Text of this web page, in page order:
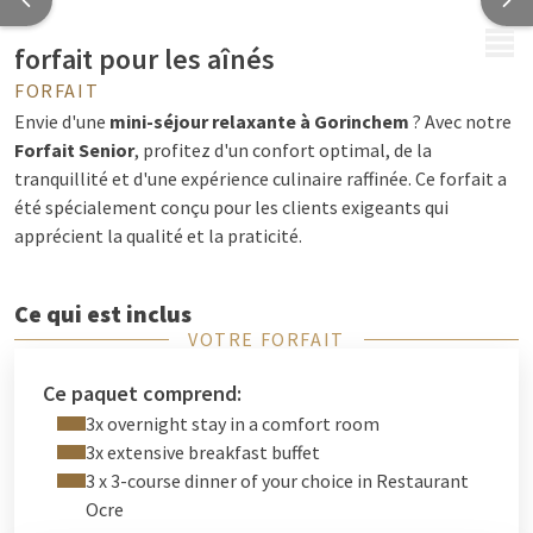
forfait pour les aînés
FORFAIT
Envie d'une mini-séjour relaxante à Gorinchem ? Avec notre
Forfait Senior, profitez d'un confort optimal, de la
tranquillité et d'une expérience culinaire raffinée. Ce forfait a
été spécialement conçu pour les clients exigeants qui
apprécient la qualité et la praticité.
Ce qui est inclus
3petits-déjeuners buffet copieux
commencer la journée
3 dîners 3 plats au choix dans notre restaurant Ocre à
l'ambiance chaleureuse
Wi-Fi gratuit
VOTRE FORFAIT
Ce paquet comprend:
3x overnight stay in a comfort room
3x extensive breakfast buffet
3 x 3-course dinner of your choice in Restaurant
Ocre